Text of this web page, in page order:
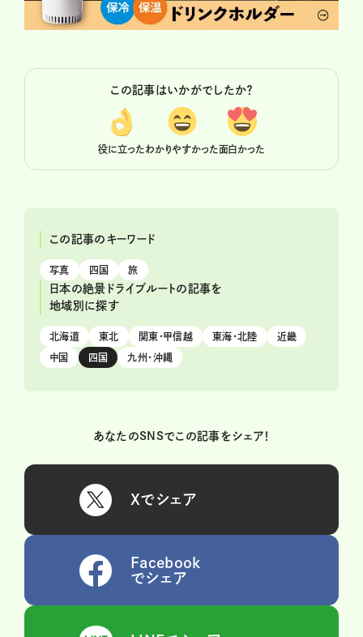
この記事はいかがでしたか？
役に立ったわかりやすかった面白かった
この記事のキーワード
写真 四国 旅
日本の絶景ドライブルートの記事を
地域別に探す
北海道 東北 関東・甲信越 東海・北陸 近畿
中国 四国 九州・沖縄
あなたのSNSでこの記事をシェア！
Xでシェア
Facebook
でシェア